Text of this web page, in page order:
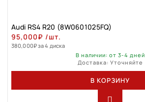
Audi RS4 R20 (8W0601025FQ)
95,000₽ /шт.
380,000₽за 4 диска
В наличии: от 3-4 дней
Доставка: Уточняйте
В КОРЗИНУ